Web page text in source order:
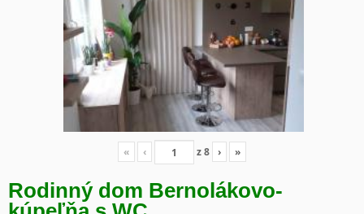
« ‹ z8 › »
Rodinný dom Bernolákovo-